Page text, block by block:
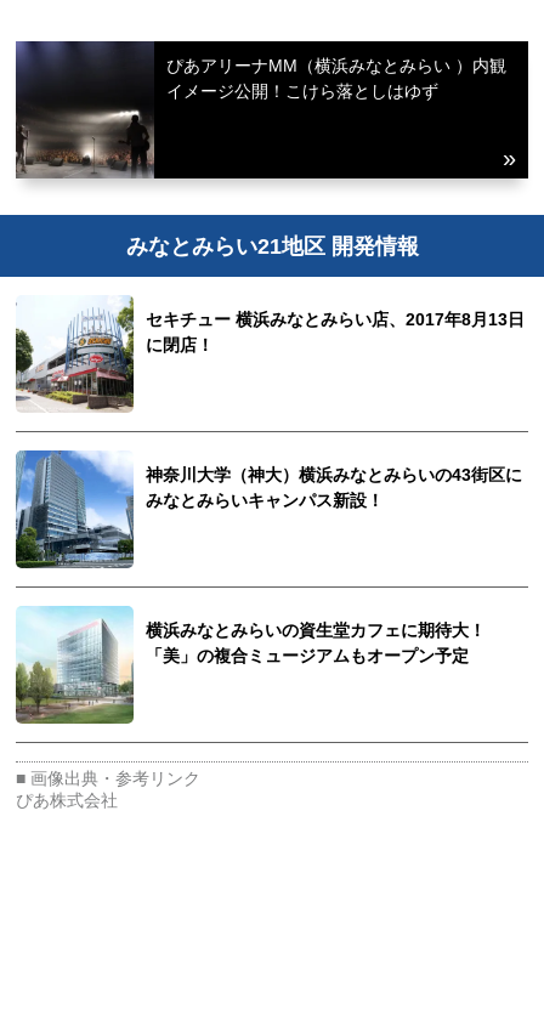
ぴあアリーナMM（横浜みなとみらい ）内観
イメージ公開！こけら落としはゆず
みなとみらい21地区 開発情報
セキチュー 横浜みなとみらい店、2017年8月13日
に閉店！
神奈川大学（神大）横浜みなとみらいの43街区に
みなとみらいキャンパス新設！
横浜みなとみらいの資生堂カフェに期待大！
「美」の複合ミュージアムもオープン予定
ぴあ株式会社